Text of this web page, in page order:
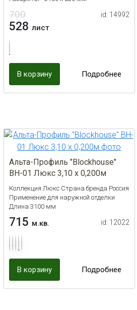
700
528 лист
id: 14992
В корзину Подробнее
Альта-Профиль "Blockhouse"
BH-01 Люкс 3,10 x 0,200м
Коллекция Люкс Страна бренда Россия
Применение для наружной отделки
Длина 3100 мм
715 м.кв. id: 12022
В корзину Подробнее